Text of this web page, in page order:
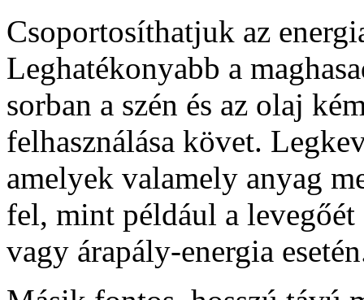
Csoportosíthatjuk az
Leghatékonyabb a
sorban a szén és az olaj
felhasználása követ.
amelyek valamely anyag
fel, mint például a
vagy árapály-energia